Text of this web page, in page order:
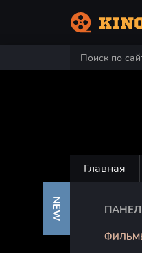
Главная
NEW